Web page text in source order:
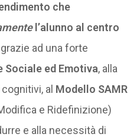
che
l’alunno al centro
grazie ad una forte
Sociale ed Emotiva, alla
al Modello SAMR
e Ridefinizione)
e alla necessità di